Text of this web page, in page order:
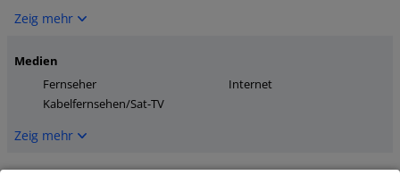
Zeig mehr
Medien
Fernseher
Internet
Kabelfernsehen/Sat-TV
Zeig mehr